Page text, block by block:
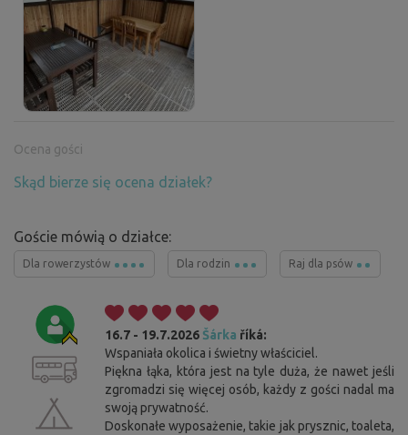
Ocena gości
Skąd bierze się ocena działek?
Goście mówią o działce:
Dla rowerzystów Dla rodzin Raj dla psów
16.7 - 19.7.2026 Šárka říká:
Wspaniała okolica i świetny właściciel.
Piękna łąka, która jest na tyle duża, że nawet jeśli
zgromadzi się więcej osób, każdy z gości nadal ma
swoją prywatność.
Doskonałe wyposażenie, takie jak prysznic, toaleta,